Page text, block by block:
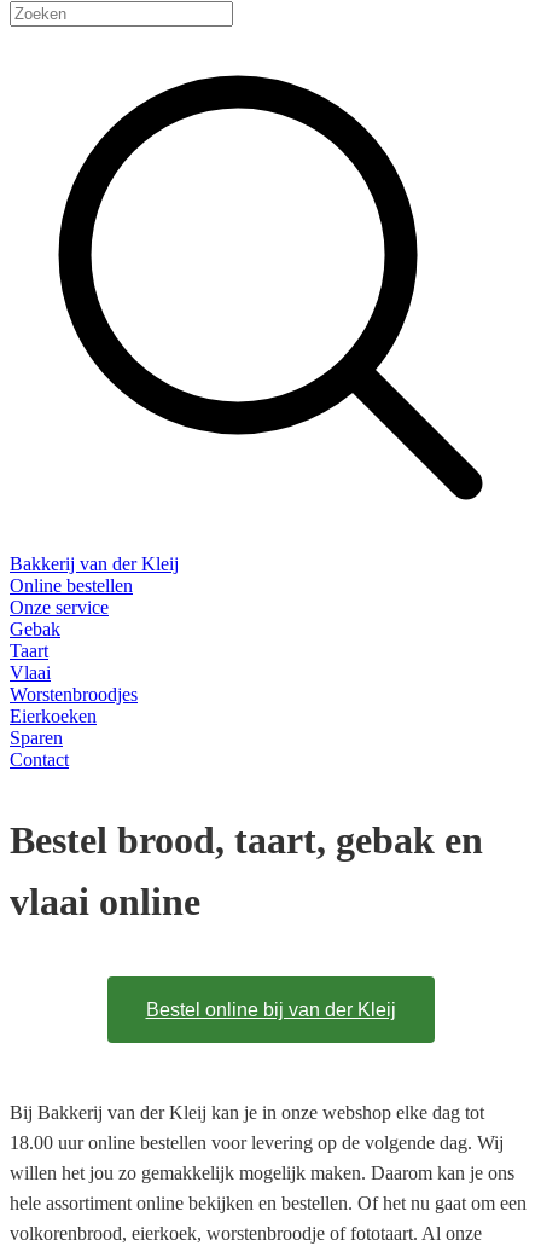
Bakkerij van der Kleij
Online bestellen
Onze service
Gebak
Taart
Vlaai
Worstenbroodjes
Eierkoeken
Sparen
Contact
Bestel brood, taart, gebak en
vlaai online
Bestel online bij van der Kleij
Bij Bakkerij van der Kleij kan je in onze webshop elke dag tot
18.00 uur online bestellen voor levering op de volgende dag. Wij
willen het jou zo gemakkelijk mogelijk maken. Daarom kan je ons
hele assortiment online bekijken en bestellen. Of het nu gaat om een
volkorenbrood, eierkoek, worstenbroodje of fototaart. Al onze